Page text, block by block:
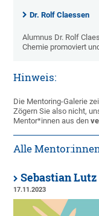
Dr. Rolf Claessen
Alumnus Dr. Rolf
Chemie promoviert
Hinweis:
Die Mentoring-Galerie
Zögern Sie also nicht,
Mentor*innen aus den
Alle
Sebastian Lutz
17.11.2023